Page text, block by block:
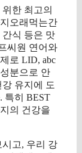
한 최고의
오래먹는간
식 등은 맛
씨원 연어와
로 LID, abc
분으로 안
유지에 도
특히 BEST
의 건강을
고, 우리 강